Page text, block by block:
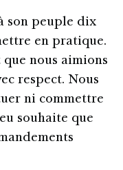
son peuple dix
en pratique.
nous aimions
respect. Nous
ni commettre
souhaite que